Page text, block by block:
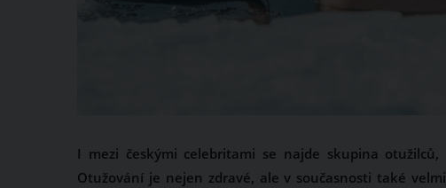
I mezi českými celebritami se najde skupina
Otužování je nejen zdravé, ale v současnosti také